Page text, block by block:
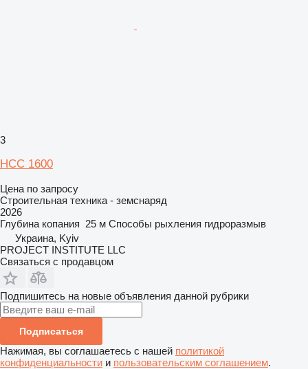
3
НСС 1600
Цена по запросу
Строительная техника - земснаряд
2026
Глубина копания 25 м Способы рыхления гидроразмыв
Украина, Kyiv
PROJECT INSTITUTE LLC
Связаться с продавцом
Подпишитесь на новые объявления данной рубрики
Подписаться
Нажимая, вы соглашаетесь с нашей политикой
конфиденциальности и пользовательским соглашением.